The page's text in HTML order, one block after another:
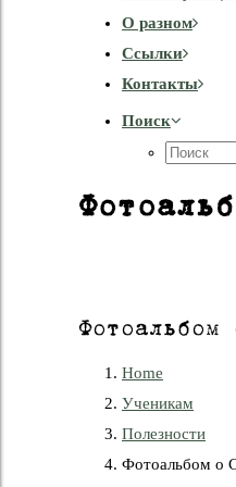
О разном
Cсылки
Контакты
Поиск
Фотоальбом
Home
Ученикам
Полезности
Фотоальбом о